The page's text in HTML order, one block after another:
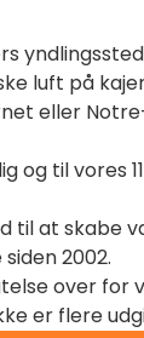
luft på
eller
og til vores
til at skabe
2002.
over for
er flere